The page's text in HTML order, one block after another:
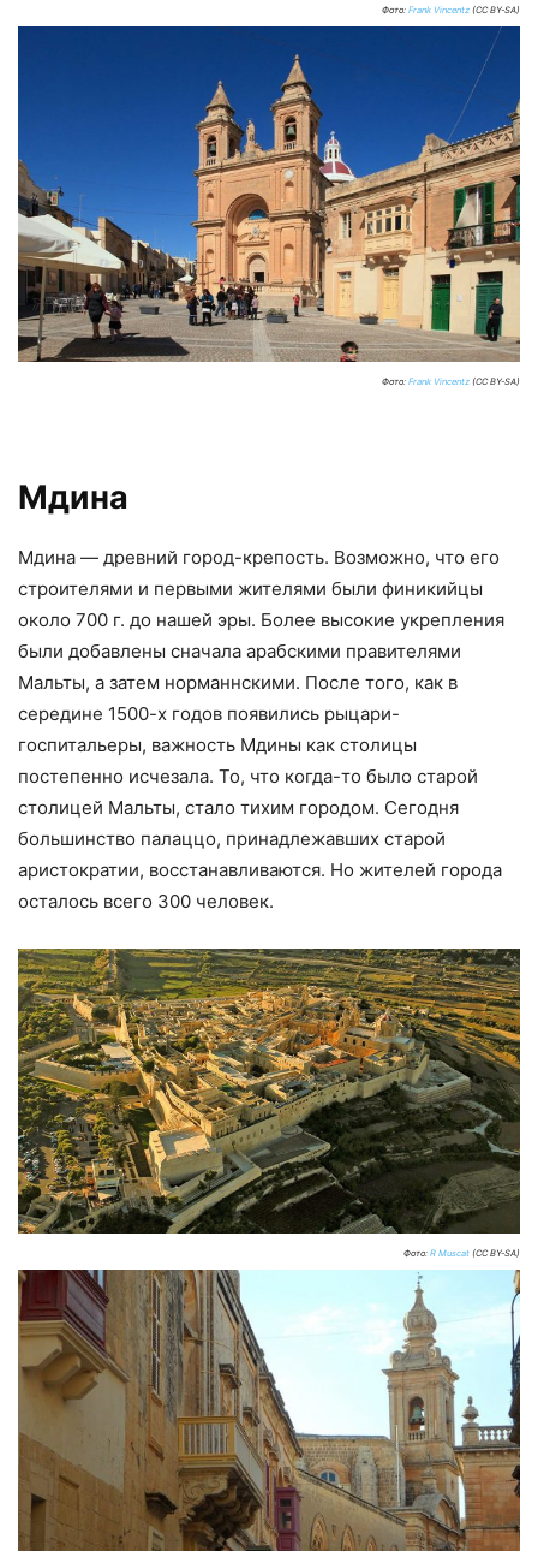
Фото: Frank Vincentz (CC BY-SA)
Фото: Frank Vincentz (CC BY-SA)
Мдина
Мдина — древний город-крепость. Возможно, что его
строителями и первыми жителями были финикийцы
около 700 г. до нашей эры. Более высокие укрепления
были добавлены сначала арабскими правителями
Мальты, а затем норманнскими. После того, как в
середине 1500-х годов появились рыцари-
госпитальеры, важность Мдины как столицы
постепенно исчезала. То, что когда-то было старой
столицей Мальты, стало тихим городом. Сегодня
большинство палаццо, принадлежавших старой
аристократии, восстанавливаются. Но жителей города
осталось всего 300 человек.
Фото: R Muscat (CC BY-SA)